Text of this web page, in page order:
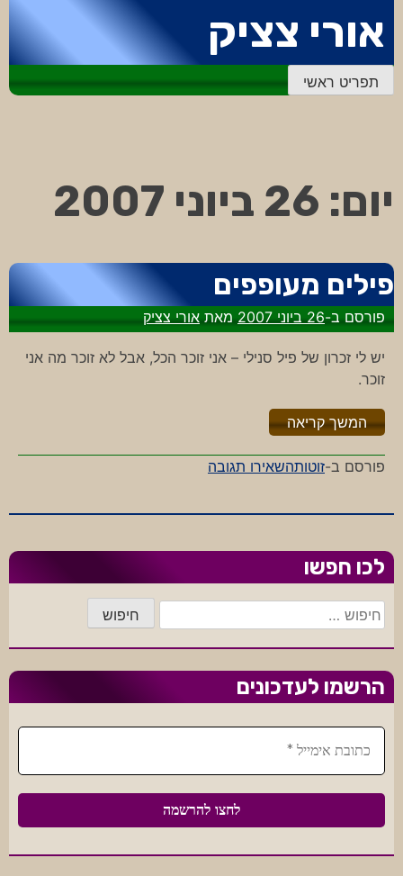
לתוכן
אורי צציק
תפריט ראשי
יום: 26 ביוני 2007
פילים מעופפים
פורסם ב-26 ביוני 2007 מאתאורי צציק
יש לי זכרון של פיל סנילי – אני זוכר הכל, אבל לא זוכר מה אני
זוכר.
המשך קריאה"%s"
פורסם ב-זוטותהשאירו תגובה
מעופפים
לכו חפשו
חיפוש:
הרשמו לעדכונים